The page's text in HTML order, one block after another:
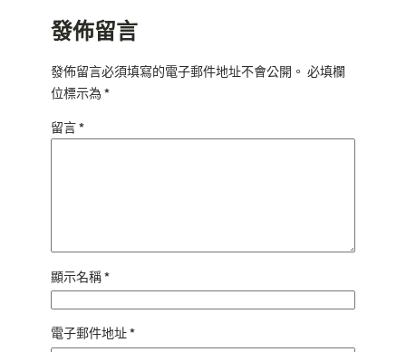
發佈留言
發佈留言必須填寫的電子郵件地址不會公開。 必填欄
位標示為*
留言*
顯示名稱*
電子郵件地址*